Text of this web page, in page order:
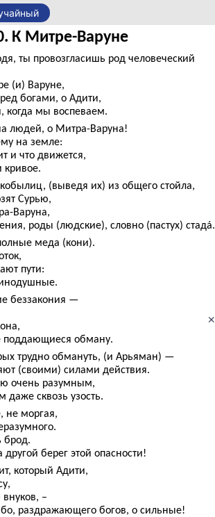
×
К Митре-Варуне
ты провозгласишь род человеческий
(и) Варуне,
богами, о Адити,
когда мы воспеваем.
людей, о Митра-Варуна!
на земле:
и что движется,
(выведя их) из общего стойла,
Сурью,
Варуна,
роды (людские), словно (пастух) стадá.
меда (кони).
пути:
беззакония —
обману.
трудно обмануть, (и Арьяман) —
(своими) силами действия.
очень разумным,
даже сквозь узость.
не моргая,
брод.
берег этой опасности!
который Адити,
–
раздражающего богов, о сильные!